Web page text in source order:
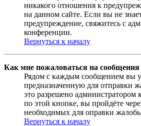
никакого отношения к
на данном сайте. Если вы не
предупреждение, свяжитесь с
конференции.
Вернуться к началу
Как мне пожаловаться на сообщения
Рядом с каждым сообщением вы
предназначенную для отправки
это разрешено
по этой кнопке, вы пройдёте
необходимых для оправки
Вернуться к началу